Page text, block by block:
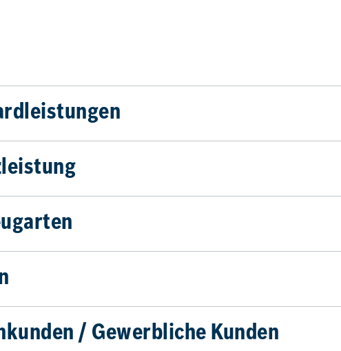
/ Gewerbliche Kunden